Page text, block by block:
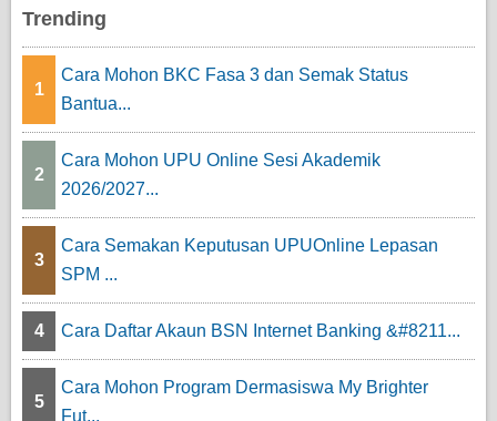
Trending
1
Cara Mohon BKC Fasa 3 dan Semak Status
Bantua...
2
Cara Mohon UPU Online Sesi Akademik
2026/2027...
3
Cara Semakan Keputusan UPUOnline Lepasan
SPM ...
4 Cara Daftar Akaun BSN Internet Banking &#8211...
5
Cara Mohon Program Dermasiswa My Brighter
Fut...